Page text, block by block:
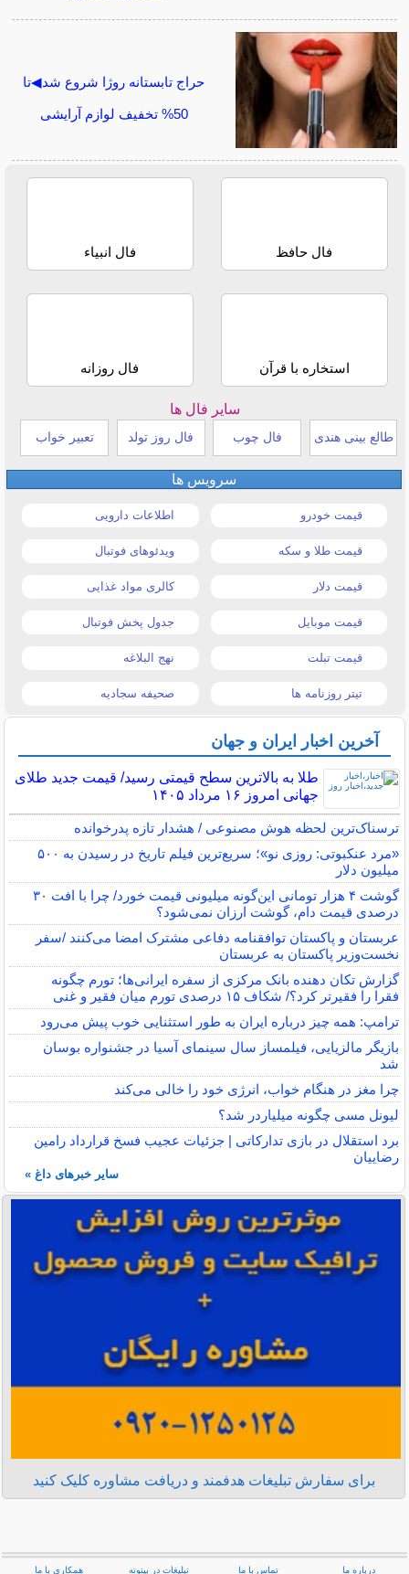
حراج تابستانه روژا شروع شد◀تا
50% تخفیف لوازم آرایشی
فال حافظ فال انبیاء
استخاره با قرآن فال روزانه
سایر فال ها
طالع بینی هندی فال چوب فال روز تولد تعبیر خواب
سرویس ها
قیمت خودرو اطلاعات دارویی
قیمت طلا و سکه ویدئوهای فوتبال
قیمت دلار کالری مواد غذایی
قیمت موبایل جدول پخش فوتبال
قیمت تبلت نهج البلاغه
تیتر روزنامه ها صحیفه سجادیه
آخرین اخبار ایران و جهان
طلا به بالاترین سطح قیمتی رسید/ قیمت جدید طلای
جهانی امروز ۱۶ مرداد ۱۴۰۵
ترسناک‌ترین لحظه هوش مصنوعی / هشدار تازه پدرخوانده
«مرد عنکبوتی: روزی نو»؛ سریع‌ترین فیلم تاریخ در رسیدن به ۵۰۰
میلیون دلار
گوشت ۴ هزار تومانی این‌گونه میلیونی قیمت خورد/ چرا با افت ۳۰
درصدی قیمت دام، گوشت ارزان نمی‌شود؟
عربستان و پاکستان توافقنامه دفاعی مشترک امضا می‌کنند /سفر
نخست‌وزیر پاکستان به عربستان
گزارش تکان‌ دهنده بانک مرکزی از سفره ایرانی‌ها؛ تورم چگونه
فقرا را فقیرتر کرد؟/ شکاف ۱۵ درصدی تورم میان فقیر و غنی
ترامپ: همه چیز درباره ایران به طور استثنایی خوب پیش می‌رود
بازیگر مالزیایی، فیلمساز سال سینمای آسیا در جشنواره بوسان
شد
چرا مغز در هنگام خواب، انرژی خود را خالی می‌کند
لیونل مسی چگونه میلیاردر شد؟
برد استقلال در بازی تدارکاتی | جزئیات عجیب فسخ قرارداد رامین
رضاییان
سایر خبرهای داغ »
برای سفارش تبلیغات هدفمند و دریافت مشاوره کلیک کنید
درباره ما تماس با ما تبلیغات در بیتوته همکاری با ما